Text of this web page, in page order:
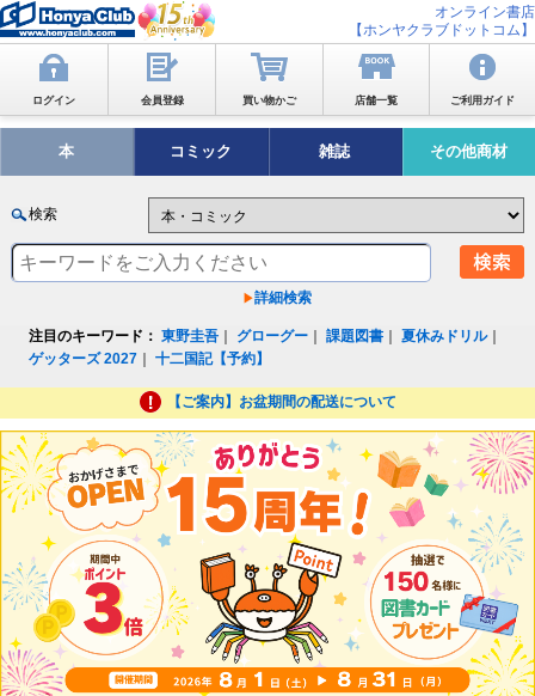
オンライン書店
【ホンヤクラブドットコム】
ログイン 会員登録 買い物かご 店舗一覧 ご利用ガイド
本 コミック 雑誌 その他商材
検索
詳細検索
注目のキーワード： 東野圭吾 グローグー ｜課題図書 ｜夏休みドリル｜
ゲッターズ 2027 ｜十二国記【予約】
【ご案内】お盆期間の配送について